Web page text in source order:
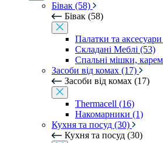
Бівак (58)
Бівак (58)
Палатки та
Складані Меблі (53)
Спальні мішки,
Засоби від комах (17)
Засоби від комах (17)
Thermacell (16)
Накомарники (1)
Кухня та посуд (30)
Кухня та посуд (30)